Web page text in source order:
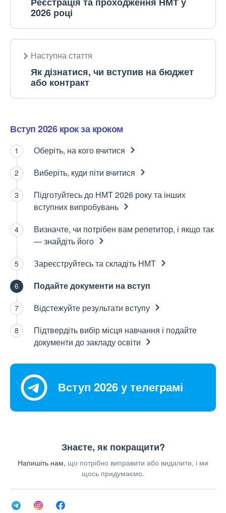
2026 році
Наступна стаття
Як дізнатися, чи вступив на бюджет
або контракт
Вступ 2026 крок за кроком
Оберіть, на кого вчитися
Виберіть, куди піти вчитися
Підготуйтесь до НМТ 2026 року та інших
вступних випробувань
Визначте, чи потрібен вам репетитор, і якщо так
— знайдіть його
Зареєструйтесь та складіть НМТ
Подайте документи на вступ
Відстежуйте результати вступу
Підтвердіть вибір місця навчання і подайте
документи до закладуосвіти
Вступ 2026 у телеграмі
Знаєте, як покращити?
Напишіть нам, що потрібно виправити або видалити, і ми
щось придумаємо.